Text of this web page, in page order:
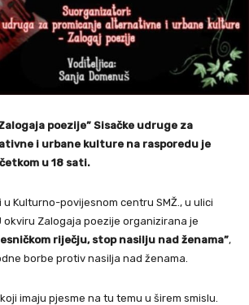
poezije” Sisačke udruge za
i urbane kulture na rasporedu je
u 18 sati.
Kulturno-povijesnom centru SMŽ., u ulici
okviru Zalogaja poezije organizirana je
riječju, stop nasilju nad ženama”,
borbe protiv nasilja nad ženama.
imaju pjesme na tu temu u širem smislu.